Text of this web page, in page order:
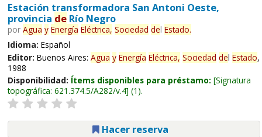
Estación transformadora San Antoni Oeste,
provincia deRío Negro
por Agua y Energía Eléctrica, Sociedad del Estado.
Idioma: Español
Editor: Buenos Aires: Agua y Energía Eléctrica, Sociedad del Estado,
1988
Disponibilidad: Ítems disponibles para préstamo: Signatura
topográfica: 621.374.5/A282/v.4 (1).
Hacer reserva